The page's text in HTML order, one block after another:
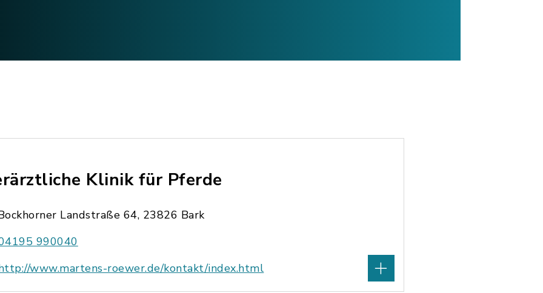
Klinik für Pferde
Landstraße 64, 23826 Bark
990040
www.martens-roewer.de/kontakt/index.html